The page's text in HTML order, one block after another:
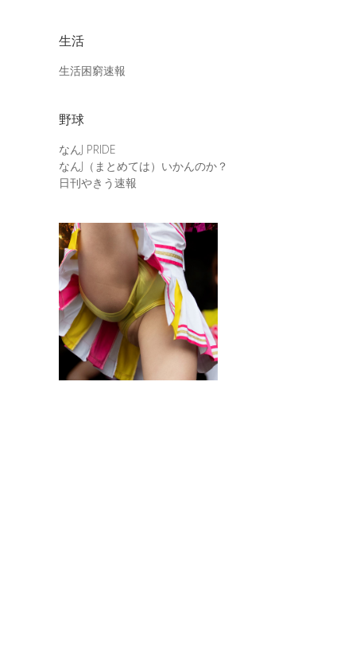
生活
生活困窮速報
野球
なんJ PRIDE
なんJ（まとめては）いかんのか？
日刊やきう速報